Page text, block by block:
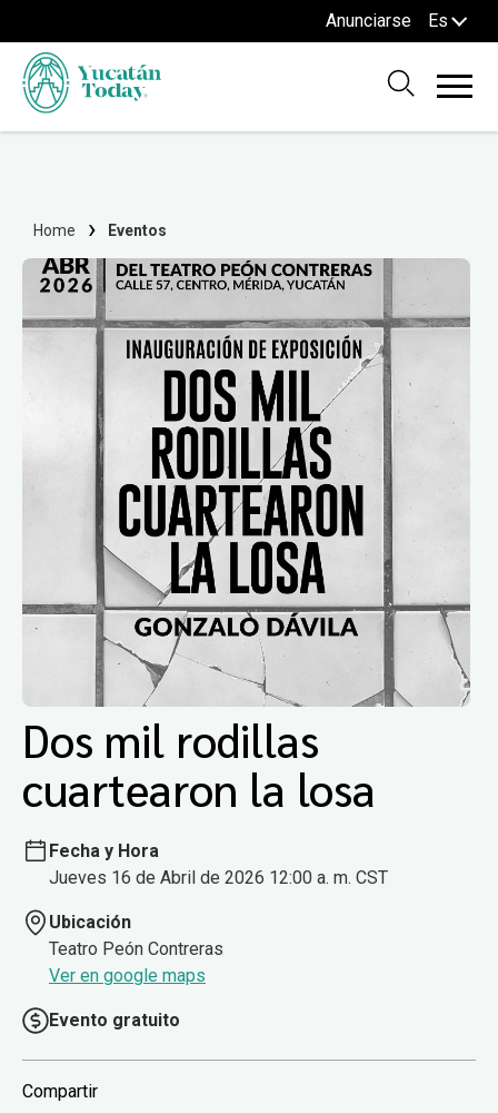
Anunciarse Es
Home Eventos
Dos mil rodillas
cuartearon la losa
Fecha y Hora
Jueves 16 de Abril de 2026 12:00 a. m. CST
Ubicación
Teatro Peón Contreras
Ver en google maps
Evento gratuito
Compartir